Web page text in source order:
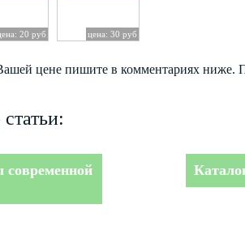
20 руб цена: 30 руб
цене пишите в комментариях ниже.
современной